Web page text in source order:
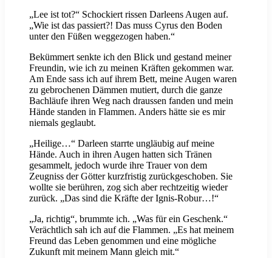
„Lee ist tot?“ Schockiert rissen Darleens Augen auf.
„Wie ist das passiert?! Das muss Cyrus den Boden
unter den Füßen weggezogen haben.“
Bekümmert senkte ich den Blick und gestand meiner
Freundin, wie ich zu meinen Kräften gekommen war.
Am Ende sass ich auf ihrem Bett, meine Augen waren
zu gebrochenen Dämmen mutiert, durch die ganze
Bachläufe ihren Weg nach draussen fanden und mein
Hände standen in Flammen. Anders hätte sie es mir
niemals geglaubt.
„Heilige…“ Darleen starrte ungläubig auf meine
Hände. Auch in ihren Augen hatten sich Tränen
gesammelt, jedoch wurde ihre Trauer von dem
Zeugniss der Götter kurzfristig zurückgeschoben. Sie
wollte sie berühren, zog sich aber rechtzeitig wieder
zurück. „Das sind die Kräfte der Ignis-Robur…!“
„Ja, richtig“, brummte ich. „Was für ein Geschenk.“
Verächtlich sah ich auf die Flammen. „Es hat meinem
Freund das Leben genommen und eine mögliche
Zukunft mit meinem Mann gleich mit.“